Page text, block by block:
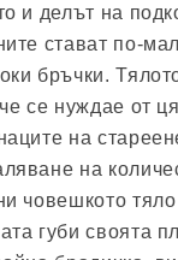
и делът на
стават по-
бръчки.
се нуждае от
на
на
човешкото
губи своята